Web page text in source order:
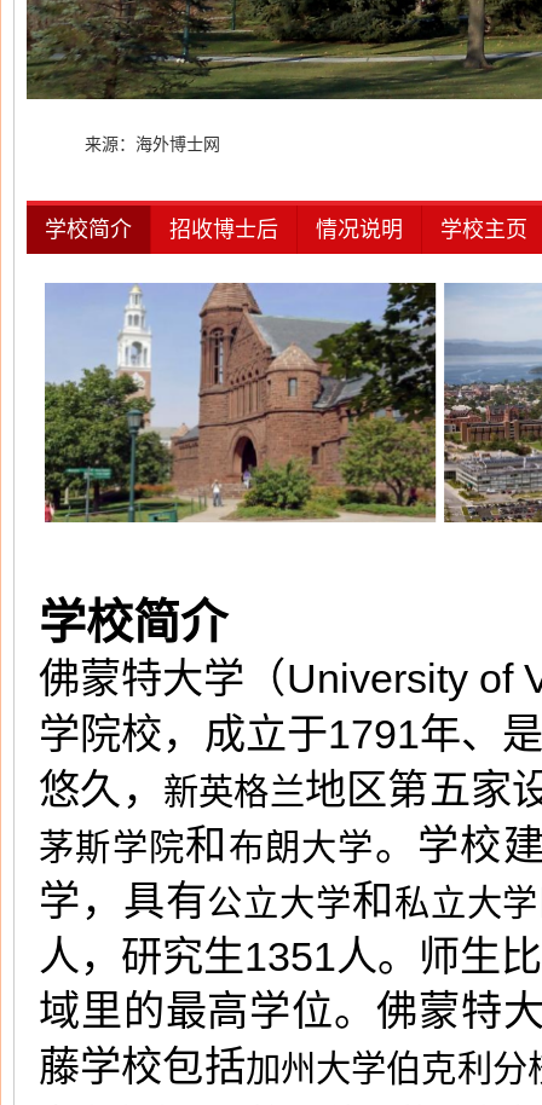
来源：海外博士网
学校简介 招收博士后 情况说明 学校主页
学校简介
佛蒙特大学（University of
学院校，成立于1791年、
悠久，
新英格兰地区第五家
茅斯学院和 布朗大学。学校
学，具有公立大学和私立大学
人，研究生1351人。师生
域里的最高学位。佛蒙特
藤学校包括加州大学伯克利分